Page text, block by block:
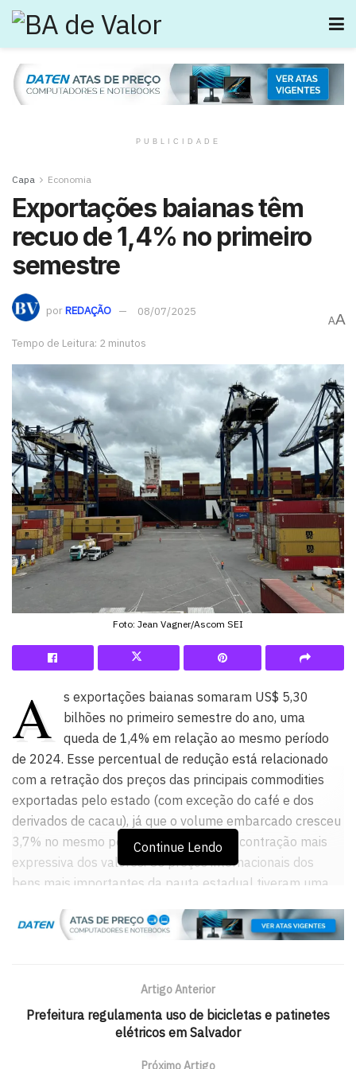
PUBLICIDADE
Capa Economia
Exportações baianas têm
recuo de 1,4% no primeiro
semestre
porREDAÇÃO 08/07/2025
Tempo de Leitura: 2 minutos
AA
Foto: Jean Vagner/Ascom SEI
A
s exportações baianas somaram US$ 5,30
bilhões no primeiro semestre do ano, uma
queda de 1,4% em relação ao mesmo período
de 2024. Esse percentual de redução está relacionado
com a retração dos preços das principais commodities
exportadas pelo estado (com exceção do café e dos
derivados de cacau), já que o volume embarcado cresceu
3,7% no mesmo período, evitando uma contração mais
expressiva dos valores. Os preços internacionais dos
bens mais importantes da pauta estadual tiveram uma
Já as importações alcançaram US$ 4,53 bilhões,
24,7% no volume desembarcado, enquanto que os
preços subiram em média 7%, todos no comparativo
Continue Lendo
Artigo Anterior
Prefeitura regulamenta uso de bicicletas e patinetes
elétricos em Salvador
Próximo Artigo